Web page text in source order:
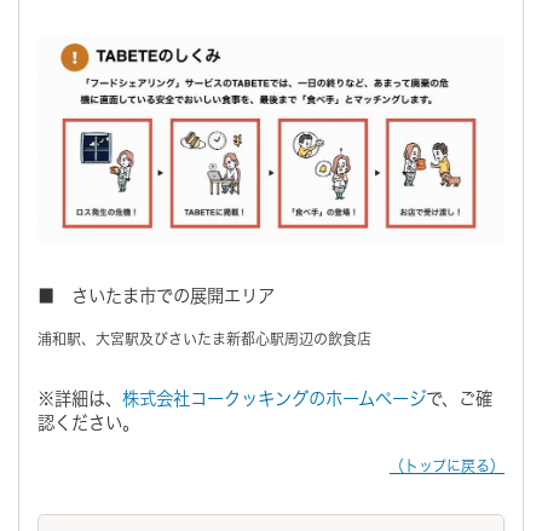
■ さいたま市での展開エリア
浦和駅、大宮駅及びさいたま新都心駅周辺の飲食店
※詳細は、 株式会社コークッキングのホームページで、ご確
認ください。
（トップに戻る）